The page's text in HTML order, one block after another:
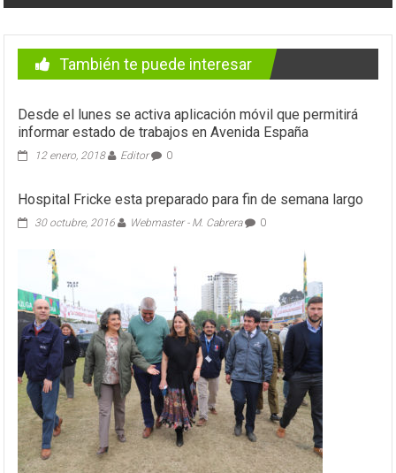
También te puede interesar
Desde el lunes se activa aplicación móvil que permitirá
informar estado de trabajos en Avenida España
12 enero, 2018 Editor 0
Hospital Fricke esta preparado para fin de semana largo
30 octubre, 2016 Webmaster - M. Cabrera 0